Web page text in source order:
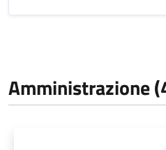
Amministrazione